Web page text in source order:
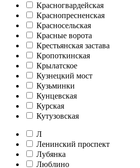
Красногвардейская
Краснопресненская
Красносельская
Красные ворота
Крестьянская застава
Кропоткинская
Крылатское
Кузнецкий мост
Кузьминки
Кунцевская
Курская
Кутузовская
Л
Ленинский проспект
Лубянка
Люблино